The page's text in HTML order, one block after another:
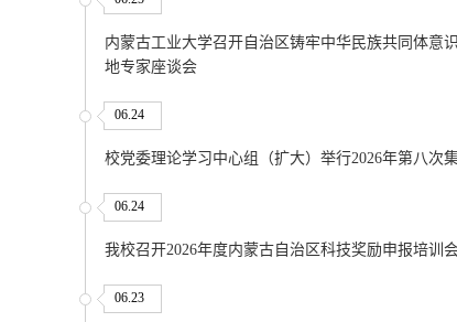
内蒙古工业大学召开自治区铸牢中华民族共同体意
地专家座谈会
06.24
校党委理论学习中心组（扩大）举行2026年第八次
06.24
我校召开2026年度内蒙古自治区科技奖励申报培训
06.23